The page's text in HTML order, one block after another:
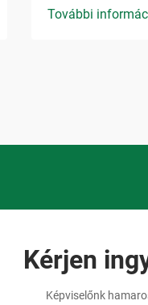
További
Kérjen
Képviselőnk